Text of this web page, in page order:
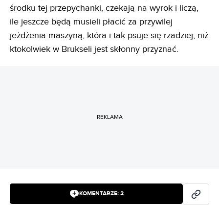
środku tej przepychanki, czekają na wyrok i liczą,
ile jeszcze będą musieli płacić za przywilej
jeżdżenia maszyną, która i tak psuje się rzadziej, niż
ktokolwiek w Brukseli jest skłonny przyznać.
REKLAMA
KOMENTARZE: 2